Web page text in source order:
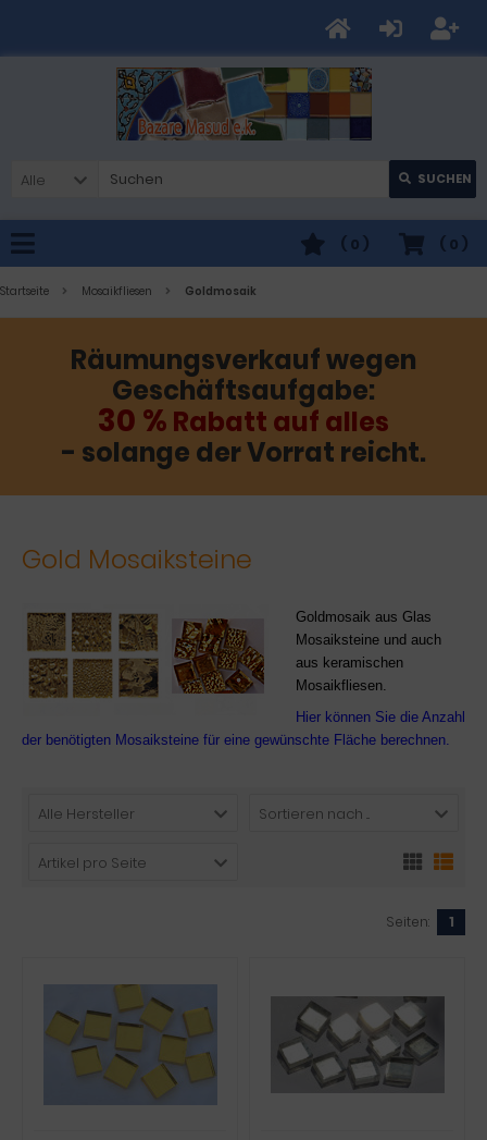
Alle SUCHEN
( 0 )
( 0 )
Startseite Mosaikfliesen Goldmosaik
Räumungsverkauf wegen
Geschäftsaufgabe:
30 % Rabatt auf alles
- solange der Vorrat reicht.
Gold Mosaiksteine
Goldmosaik aus Glas
Mosaiksteine und auch
aus keramischen
Mosaikfliesen.
Hier können Sie die Anzahl
der benötigten Mosaiksteine für eine gewünschte Fläche berechnen.
Alle Hersteller Sortieren nach ...
Artikel pro Seite
Seiten: 1